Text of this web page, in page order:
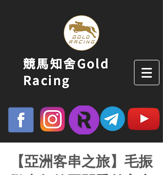
競馬知舍Gold
Racing
【亞洲客串之旅】毛振